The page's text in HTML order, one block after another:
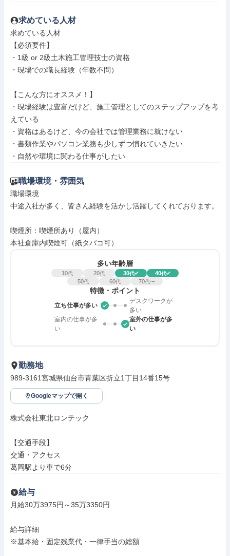
求めている人材
求めている人材
【必須要件】
・1級 or 2級土木施工管理技士の資格
・現場での職長経験（年数不問）
【こんな方にオススメ！】
・現場経験は豊富だけど、施工管理としてのステップアップを考
えている
・資格はあるけど、今の会社では管理業務に就けない
・書類作業やパソコン業務も少しずつ慣れていきたい
・自然や環境に関わる仕事がしたい
職場環境・雰囲気
職場環境
中途入社が多く、皆さん経験を活かし活躍してくれております。
喫煙所：喫煙所あり（屋内）
本社倉庫内喫煙可（紙タバコ可）
多い年齢層
10代 20代 30代 40代
50代 60代 70代〜
特徴・ポイント
立ち仕事が多い
デスクワークが
多い
室内の仕事が多
い
室外の仕事が多
い
勤務地
989-3161宮城県仙台市青葉区折立1丁目14番15号
Googleマップで開く
株式会社東北ロンテック
【交通手段】
交通・アクセス
葛岡駅より車で6分
給与
月給30万3975円～35万3350円
給与詳細
※基本給・固定残業代・一律手当の総額